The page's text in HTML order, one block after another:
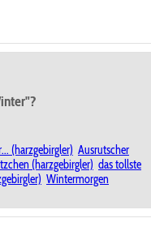
(harzgebirgler) Ausrutscher
(harzgebirgler) das tollste
Wintermorgen